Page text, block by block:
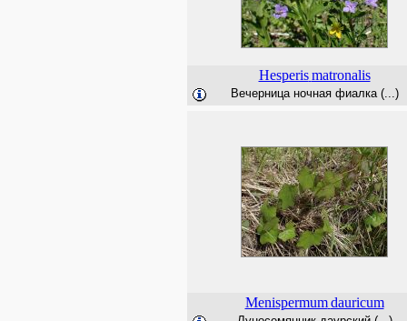
Hesperis matronalis
Вечерница ночная фиалка (...)
Menispermum dauricum